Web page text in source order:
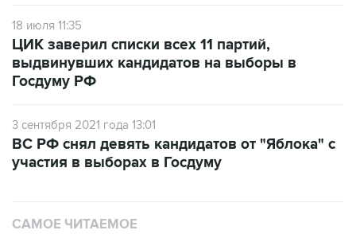
выдвинувших кандидатов на выборы в
Госдуму РФ
3 сентября 2021 года 13:01
участия в выборах в Госдуму
Число пострадавших при атаке БПЛА под